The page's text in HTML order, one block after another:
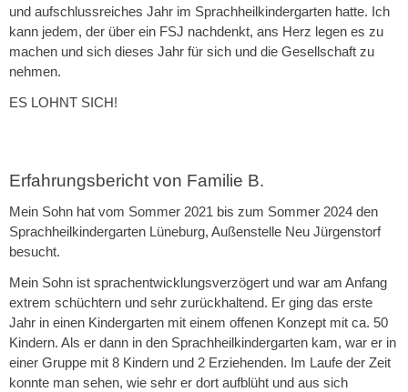
und aufschlussreiches Jahr im Sprachheilkindergarten hatte. Ich
kann jedem, der über ein FSJ nachdenkt, ans Herz legen es zu
machen und sich dieses Jahr für sich und die Gesellschaft zu
nehmen.
ES LOHNT SICH!
Erfahrungsbericht von Familie B.
Mein Sohn hat vom Sommer 2021 bis zum Sommer 2024 den
Sprachheilkindergarten Lüneburg, Außenstelle Neu Jürgenstorf
besucht.
Mein Sohn ist sprachentwicklungsverzögert und war am Anfang
extrem schüchtern und sehr zurückhaltend. Er ging das erste
Jahr in einen Kindergarten mit einem offenen Konzept mit ca. 50
Kindern. Als er dann in den Sprachheilkindergarten kam, war er in
einer Gruppe mit 8 Kindern und 2 Erziehenden. Im Laufe der Zeit
konnte man sehen, wie sehr er dort aufblüht und aus sich